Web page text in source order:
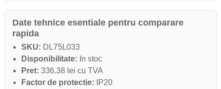
Date tehnice esentiale pentru comparare
rapida
SKU: DL75L033
Disponibilitate: In stoc
Pret: 336.38 lei cu TVA
Factor de protectie: IP20